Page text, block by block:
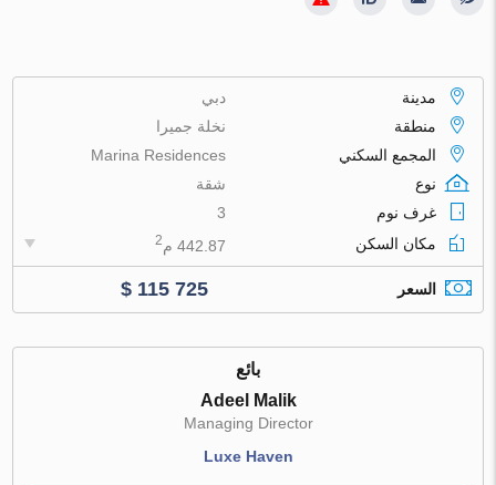
مدينة
دبي
منطقة
نخلة جميرا
المجمع السكني
Marina Residences
نوع
شقة
غرف نوم
3
مكان السكن
442.87 م 2
السعر $ 115 725
بائع
Adeel Malik
Managing Director
Luxe Haven